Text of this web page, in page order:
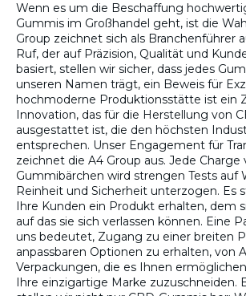
Wenn es um die Beschaffung
Gummis im Großhandel geht, ist die
Group zeichnet sich als Branchenführer
Ruf, der auf Präzision, Qualität und
basiert, stellen wir sicher, dass jedes
unseren Namen trägt, ein Beweis für
hochmoderne Produktionsstätte ist ein
Innovation, das für die Herstellung von
ausgestattet ist, die den höchsten
entsprechen. Unser Engagement für
zeichnet die A4 Group aus. Jede Charge
Gummibärchen wird strengen Tests auf
Reinheit und Sicherheit unterzogen. Es
Ihre Kunden ein Produkt erhalten, dem
auf das sie sich verlassen können. Eine
uns bedeutet, Zugang zu einer breiten
anpassbaren Optionen zu erhalten, von
Verpackungen, die es Ihnen
Ihre einzigartige Marke zuzuschneiden.